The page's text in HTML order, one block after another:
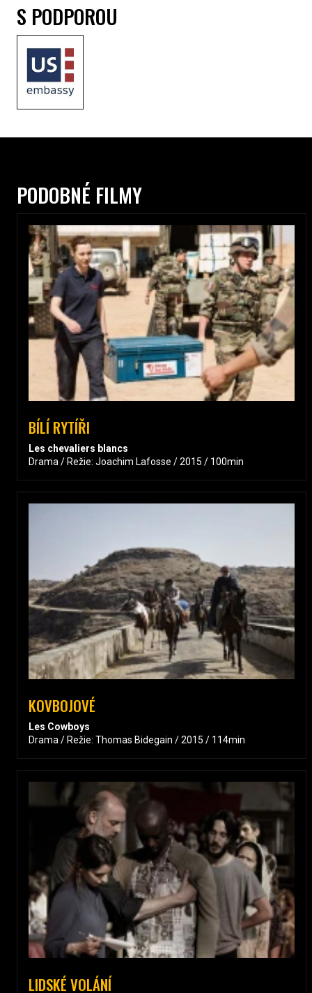
S PODPOROU
PODOBNÉ FILMY
BÍLÍ RYTÍŘI
Les chevaliers blancs
Drama / Režie: Joachim Lafosse / 2015 / 100min
KOVBOJOVÉ
Les Cowboys
Drama / Režie: Thomas Bidegain / 2015 / 114min
LIDSKÉ VOLÁNÍ